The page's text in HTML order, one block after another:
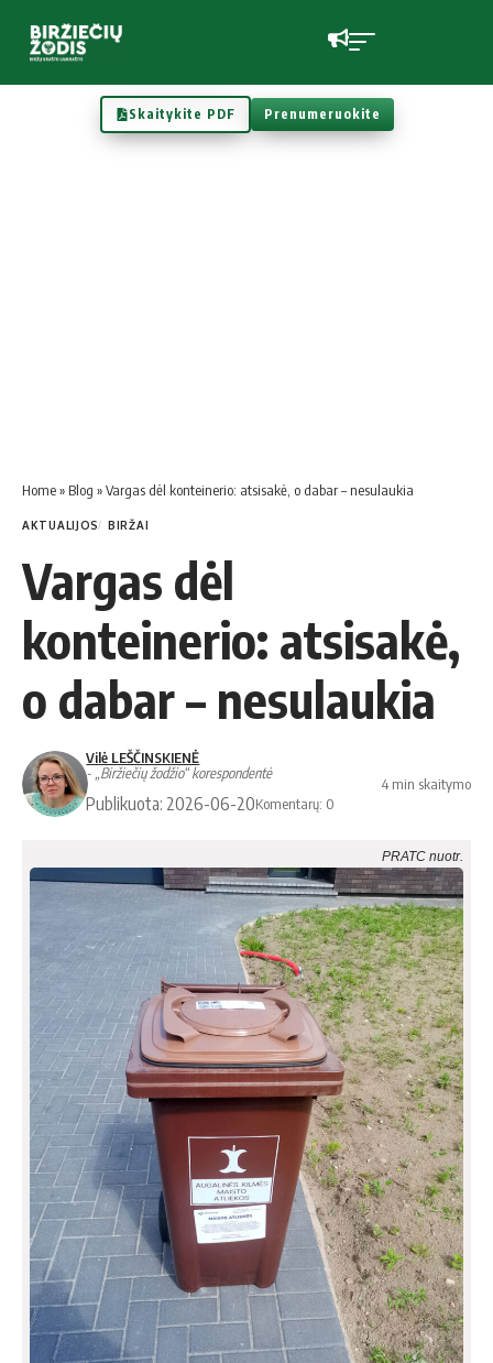
Skaitykite PDF Prenumeruokite
Home» Blog »Vargas dėl konteinerio: atsisakė, o dabar – nesulaukia
AKTUALIJOS BIRŽAI
Vargas dėl
konteinerio: atsisakė,
o dabar – nesulaukia
Vilė LEŠČINSKIENĖ
- „Biržiečių žodžio“ korespondentė
Publikuota: 2026-06-20Komentarų: 0
4 min skaitymo
PRATC nuotr.